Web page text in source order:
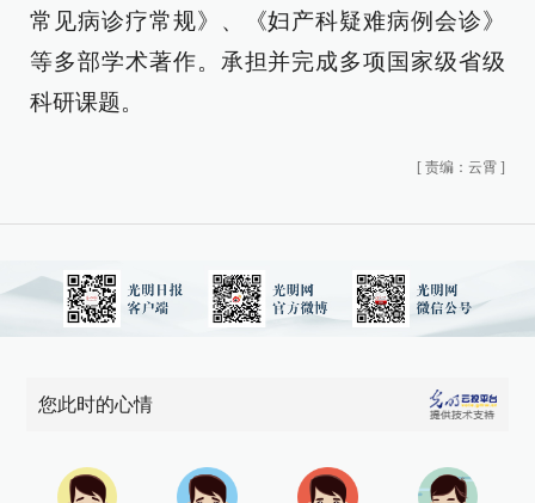
常见病诊疗常规》、《妇产科疑难病例会诊》
等多部学术著作。承担并完成多项国家级省级
科研课题。
[ 责编：云霄 ]
您此时的心情